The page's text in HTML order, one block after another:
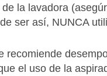
la lavadora
ser así, NUNCA
recomiende
el uso de la